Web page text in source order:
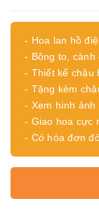
- Hoa lan hồ
- Bông to,
- Thiết kế chậu
- Tặng kèm
- Xem hình
- Giao hoa cực
- Có hóa đơn